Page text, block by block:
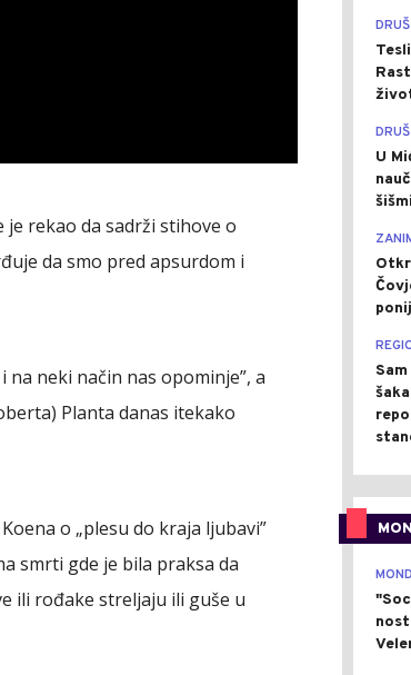
rekao da sadrži stihove o
da smo pred apsurdom i
na neki način nas opominje”, a
Planta danas itekako
o „plesu do kraja ljubavi”
smrti gde je bila praksa da
ili rođake streljaju ili guše u
U